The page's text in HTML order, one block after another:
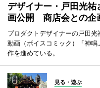
デザイナー・戸田光
画公開 商店会との企
プロダクトデザイナーの戸田
動画（ボイスコミック）「神
作を進めている。
見る・遊ぶ